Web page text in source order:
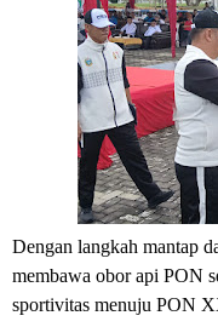
Dengan langkah mantap
membawa obor api PON
sportivitas menuju PON